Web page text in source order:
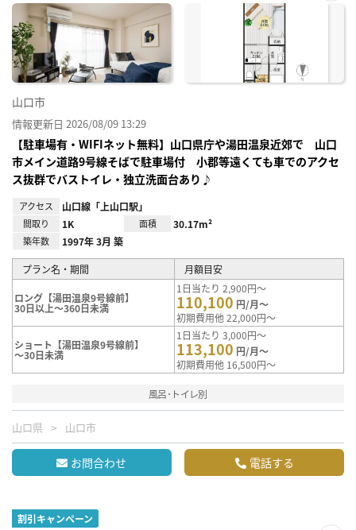
お気
山口市
情報更新日 2026/08/09 13:29
【駐車場有・WIFIネット無料】山口県庁や湯田温泉近郊で 山口
市メイン道路9号線そばで駐車場付 小郡等遠くても車でのアクセ
ス抜群でバストイレ・独立洗面台あり♪
アクセス 山口線「上山口駅」
間取り 1K 面積 30.17m²
築年数 1997年 3月 築
プラン名・期間 月額目安
ロング【湯田温泉9号線前】
30日以上～360日未満
1日当たり 2,900円～
110,100 円/月～
初期費用他 22,000円～
ショート【湯田温泉9号線前】
～30日未満
1日当たり 3,000円～
113,100 円/月～
初期費用他 16,500円～
風呂･トイレ別
山口県 山口市
お問合わせ 電話する
割引キャンペーン